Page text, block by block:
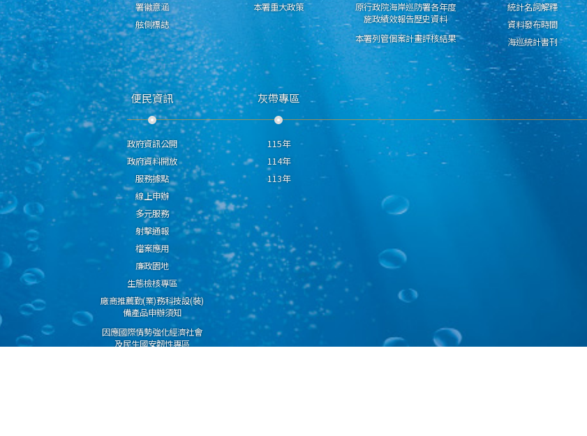
署徽意涵
舷側標誌
本署重大政策
原行政院海岸巡防署各年度
施政績效報告歷史資料
本署列管個案計畫評核結果
統計名詞解釋
資料發布時間
海巡統計書刊
便民資訊
政府資訊公開
政府資料開放
服務據點
線上申辦
多元服務
射擊通報
檔案應用
廉政園地
生態檢核專區
廠商推薦勤(業)務科技設(裝)
備產品申辦須知
因應國際情勢強化經濟社會
及民生國安韌性專區
灰帶專區
115年
114年
113年